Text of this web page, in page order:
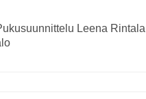
Leena Rintala